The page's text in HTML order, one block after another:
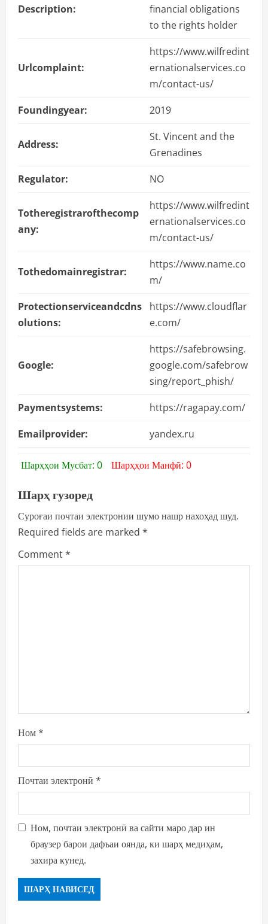
Description:
financial obligations
to the rights holder
Urlcomplaint:
https://www.wilfredint
ernationalservices.co
m/contact-us/
Foundingyear:
2019
Address:
St. Vincent and the
Grenadines
Regulator:
NO
Totheregistrarofthecomp
any:
https://www.wilfredint
ernationalservices.co
m/contact-us/
Tothedomainregistrar:
https://www.name.co
m/
Protectionserviceandcdns
olutions:
https://www.cloudflar
e.com/
Google:
https://safebrowsing.
google.com/safebrow
sing/report_phish/
Paymentsystems:
https://ragapay.com/
Emailprovider:
yandex.ru
Шарҳҳои Мусбат: 0 Шарҳҳои Манфӣ: 0
Шарҳ гузоред
Суроғаи почтаи электронии шумо нашр нахоҳад шуд.
Required fields are marked *
Comment*
Ном*
Почтаи электронӣ *
Ном, почтаи электронӣ ва сайти маро дар ин
браузер барои дафъаи оянда, ки шарҳ медиҳам,
захира кунед.